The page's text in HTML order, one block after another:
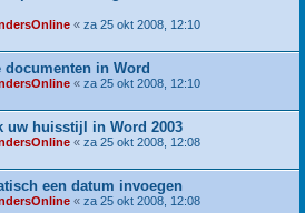
« za 25 okt 2008, 12:10
documenten in Word
« za 25 okt 2008, 12:10
uw huisstijl in Word 2003
« za 25 okt 2008, 12:08
een datum invoegen
« za 25 okt 2008, 12:08